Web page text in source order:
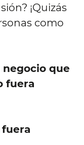
¡Quizás
como
que
fuera